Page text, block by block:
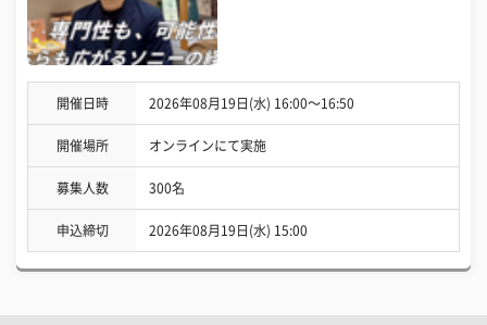
開催日時 2026年08月19日(水) 16:00〜16:50
開催場所 オンラインにて実施
募集人数 300名
申込締切 2026年08月19日(水) 15:00